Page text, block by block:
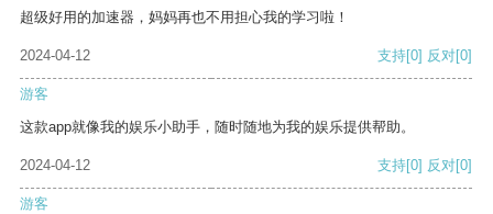
超级好用的加速器，妈妈再也不用担心我的学习啦！
2024-04-12 支持[0] 反对[0]
游客
这款app就像我的娱乐小助手，随时随地为我的娱乐提供帮助。
2024-04-12 支持[0] 反对[0]
游客